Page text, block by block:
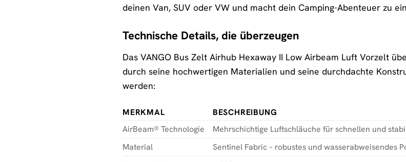
deinen Van, SUV oder VW und macht dein Camping-Abenteuer zu
Technische Details, die überzeugen
Das VANGO Bus Zelt Airhub Hexaway II Low Airbeam Luft Vorzelt
durch seine hochwertigen Materialien und seine durchdachte
werden:
MERKMAL
BESCHREIBUNG
AirBeam® Technologie
Mehrschichtige Luftschläuche für schnellen und
Material
Sentinel Fabric – robustes und wasserabweisendes